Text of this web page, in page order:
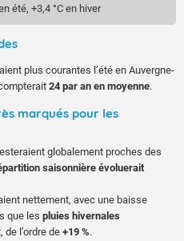
été, +3,4 °C en hiver
plus courantes l’été en Auvergne-
24 par an en moyenne.
marqués pour les
globalement proches des
saisonnière évoluerait
nettement, avec une baisse
que les pluies hivernales
l’ordre de +19 %.